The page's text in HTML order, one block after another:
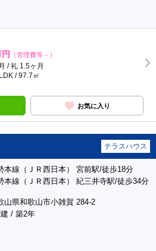
（管理費等－）
/ 礼 1.5ヶ月
/ 97.7㎡
お気に入り
テラスハウス
本線（ＪＲ西日本） 宮前駅/徒歩18分
本線（ＪＲ西日本） 紀三井寺駅/徒歩34分
山県和歌山市小雑賀 284-2
/ 築2年